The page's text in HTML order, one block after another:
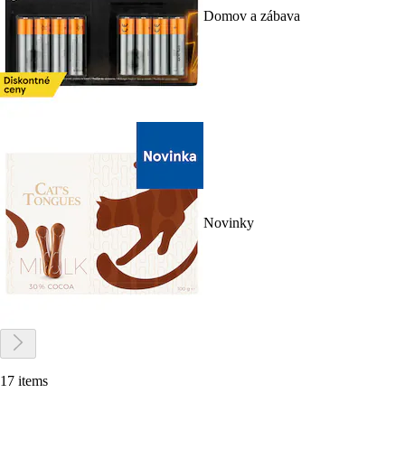
Domov a zábava
Novinky
17 items